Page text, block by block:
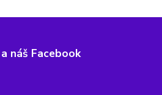
náš Facebook